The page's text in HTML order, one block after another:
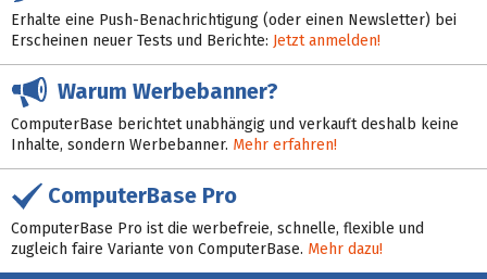
Erhalte eine Push-Benachrichtigung (oder einen Newsletter) bei
Erscheinen neuer Tests und Berichte: Jetzt anmelden!
Warum Werbebanner?
ComputerBase berichtet unabhängig und verkauft deshalb keine
Inhalte, sondern Werbebanner. Mehr erfahren!
ComputerBase Pro
ComputerBase Pro ist die werbefreie, schnelle, flexible und
zugleich faire Variante von ComputerBase. Mehr dazu!